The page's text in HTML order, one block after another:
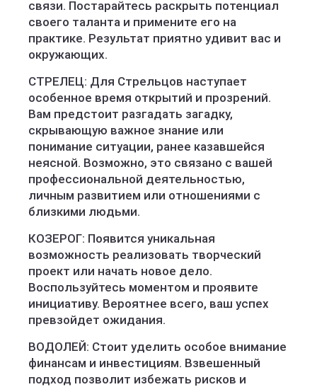
связи. Постарайтесь раскрыть потенциал
своего таланта и примените его на
практике. Результат приятно удивит вас и
окружающих.
СТРЕЛЕЦ: Для Стрельцов наступает
особенное время открытий и прозрений.
Вам предстоит разгадать загадку,
скрывающую важное знание или
понимание ситуации, ранее казавшейся
неясной. Возможно, это связано с вашей
профессиональной деятельностью,
личным развитием или отношениями с
близкими людьми.
КОЗЕРОГ: Появится уникальная
возможность реализовать творческий
проект или начать новое дело.
Воспользуйтесь моментом и проявите
инициативу. Вероятнее всего, ваш успех
превзойдет ожидания.
ВОДОЛЕЙ: Стоит уделить особое внимание
финансам и инвестициям. Взвешенный
подход позволит избежать рисков и